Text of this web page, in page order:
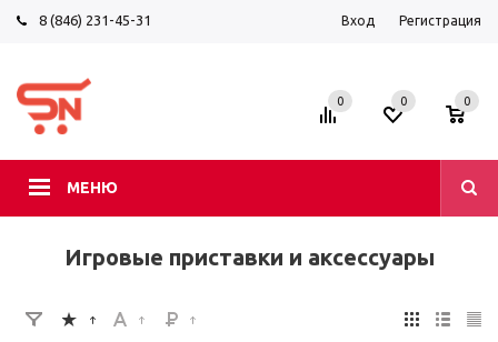
8 (846) 231-45-31 Вход Регистрация
МЕНЮ
0 0 0
Игровые приставки и аксессуары